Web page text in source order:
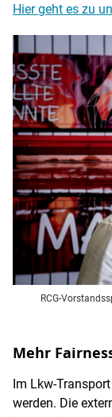
Hier geht es zu
RCG-
Mehr
Im Lkw-
werden. Die